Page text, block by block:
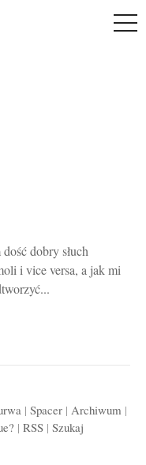
dobry słuch
i vice versa, a jak mi
| Spacer| Archiwum |
| RSS| Szukaj